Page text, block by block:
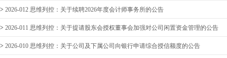
> 2026-012 思维列控：关于续聘2026年度会计师事务所的公告
> 2026-011 思维列控：关于提请股东会授权董事会加强对公司闲置资金管理的公告
> 2026-010 思维列控：关于公司及下属公司向银行申请综合授信额度的公告